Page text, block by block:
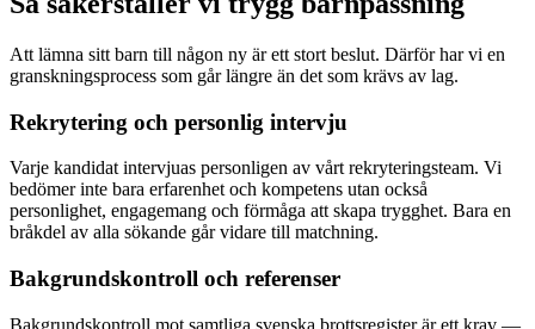
Att lämna sitt barn till någon ny är ett stort beslut. Därför har vi en
granskningsprocess som går längre än det som krävs av lag.
Rekrytering och personlig intervju
Varje kandidat intervjuas personligen av vårt rekryteringsteam. Vi
bedömer inte bara erfarenhet och kompetens utan också
personlighet, engagemang och förmåga att skapa trygghet. Bara en
bråkdel av alla sökande går vidare till matchning.
Bakgrundskontroll och referenser
Bakgrundskontroll mot samtliga svenska brottsregister är ett krav —